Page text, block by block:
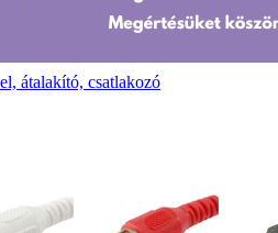
átalakító, csatlakozó